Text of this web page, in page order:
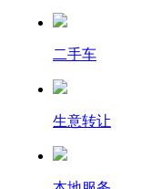
二手车
生意转让